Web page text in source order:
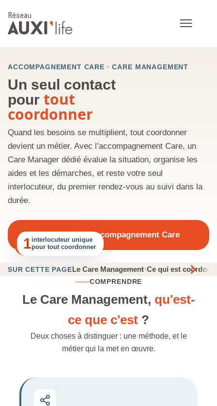
ACCOMPAGNEMENT CARE · CARE MANAGEMENT
Un seul contact
pour tout
coordonner
Quand les besoins se multiplient, tout coordonner
devient un métier. Avec l’accompagnement Care, un
Care Manager dédié évalue la situation, organise les
aides et les démarches, et reste votre seul
interlocuteur, du premier rendez-vous au suivi dans la
durée.
Demander un accompagnement Care
1interlocuteur unique
pour tout coordonner
SUR CETTE PAGELe Care Management·Ce qui est
COMPRENDRE
Le Care Management, qu'est-
ce que c'est ?
Deux choses à distinguer : une méthode, et le
métier qui la met en œuvre.